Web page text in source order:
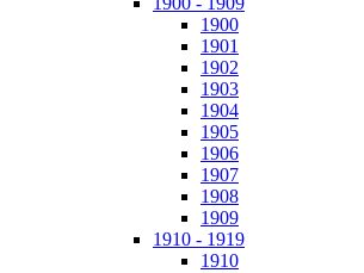
1900
1901
1902
1903
1904
1905
1906
1907
1908
1909
1910 - 1919
1910